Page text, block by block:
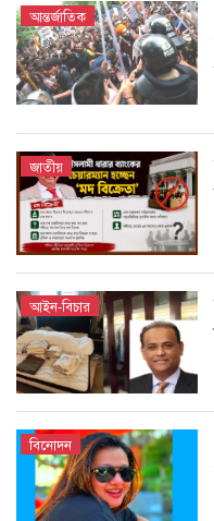
আন্তর্জাতিক
জাতীয়
আইন-বিচার
বিনোদন